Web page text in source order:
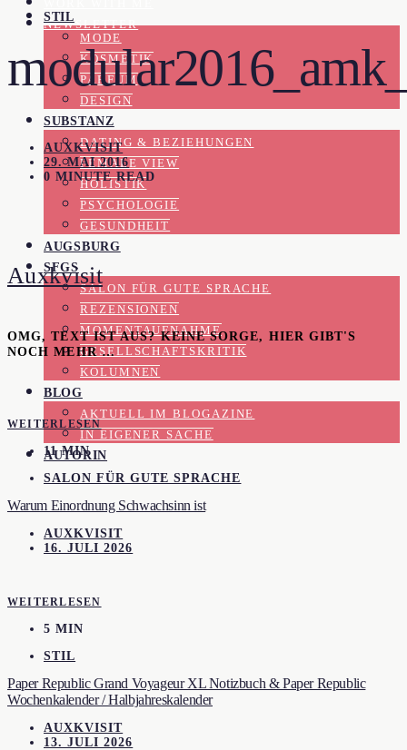
NEWSLETTER
STIL
MODE
KOSMETIK
PARFUM
DESIGN
SUBSTANZ
DATING & BEZIEHUNGEN
FEMALE VIEW
HOLISTIK
PSYCHOLOGIE
GESUNDHEIT
AUGSBURG
SFGS
SALON FÜR GUTE SPRACHE
REZENSIONEN
MOMENTAUFNAHME
GESELLSCHAFTSKRITIK
KOLUMNEN
BLOG
AKTUELL IM BLOGAZINE
IN EIGENER SACHE
AUTORIN
AUXKVISIT
29. MAI 2016
0 MINUTE READ
Auxkvisit
OMG, TEXT IST AUS? KEINE SORGE, HIER GIBT'S
NOCH MEHR …
WEITERLESEN
11 MIN
SALON FÜR GUTE SPRACHE
Warum Einordnung Schwachsinn ist
AUXKVISIT
16. JULI 2026
WEITERLESEN
5 MIN
STIL
Paper Republic Grand Voyageur XL Notizbuch & Paper Republic
Wochenkalender / Halbjahreskalender
AUXKVISIT
13. JULI 2026